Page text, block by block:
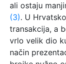
ali ostaju
(3). U
transakcija, a
vrlo velik dio
način